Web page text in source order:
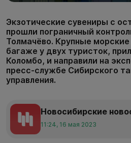
Экзотические сувениры с
прошли пограничный
Толмачёво. Крупные
багаже у двух туристок,
Коломбо, и направили на
пресс-службе Сибирского
управления.
Новосибирские
11:24, 16 мая 2023